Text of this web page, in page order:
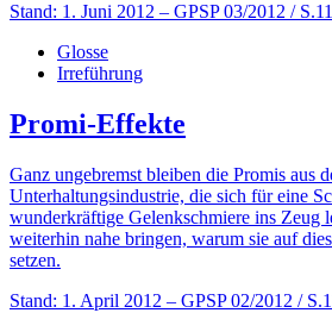
Stand: 1. Juni 2012 – GPSP 03/2012 / S.11
Glosse
Irreführung
Promi-Effekte
Ganz ungebremst bleiben die Promis aus
Unterhaltungsindustrie, die sich für eine
wunderkräftige Gelenkschmiere ins Zeug
weiterhin nahe bringen, warum sie auf
setzen.
Stand: 1. April 2012 – GPSP 02/2012 /